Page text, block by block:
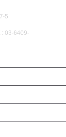
5
: 03-6409-